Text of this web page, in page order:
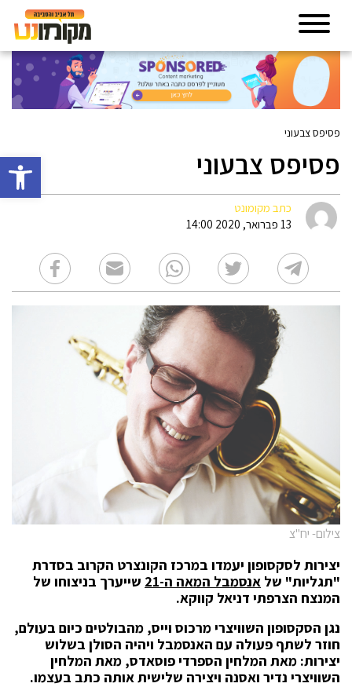
פתח
פסיפס צבעוני
פסיפס צבעוני
כתב מקומונט
13 פברואר, 2020 14:00
צילום- יח"צ
יצירות לסקסופון יעמדו במרכז הקונצרט הקרוב בסדרת
"תגליות" של אנסמבל המאה ה-21
שייערך בניצוחו של
המנצח הצרפתי דניאל קווקא.
נגן הסקסופון השוויצרי מרכוס וייס, מהבולטים כיום בעולם,
חוזר לשתף פעולה עם האנסמבל ויהיה הסולן בשלוש
יצירות: מאת המלחין הספרדי פוסאדס, מאת המלחין
השוויצרי נדיר ואסנה ויצירה שלישית אותה כתב בעצמו.